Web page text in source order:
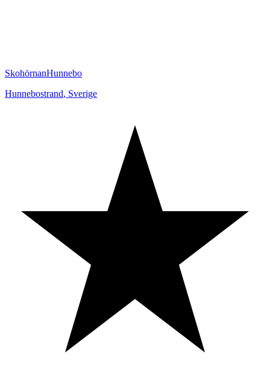
SkohörnanHunnebo
Hunnebostrand, Sverige